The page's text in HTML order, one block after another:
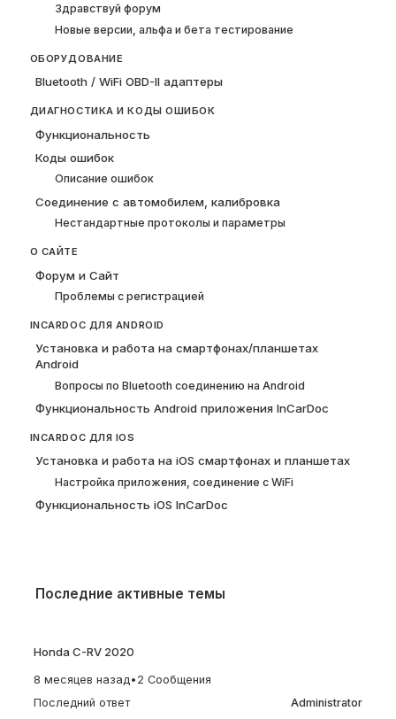
Здравствуй форум
Новые версии, альфа и бета тестирование
ОБОРУДОВАНИЕ
Bluetooth / WiFi OBD-II адаптеры
ДИАГНОСТИКА И КОДЫ ОШИБОК
Функциональность
Коды ошибок
Описание ошибок
Соединение с автомобилем, калибровка
Нестандартные протоколы и параметры
О САЙТЕ
Форум и Сайт
Проблемы с регистрацией
INCARDOC ДЛЯ ANDROID
Установка и работа на смартфонах/планшетах
Android
Вопросы по Bluetooth соединению на Android
Функциональность Android приложения InCarDoc
INCARDOC ДЛЯ IOS
Установка и работа на iOS смартфонах и планшетах
Настройка приложения, соединение с WiFi
Функциональность iOS InCarDoc
Последние активные темы
Honda C-RV 2020
8 месяцев назад • 2 Сообщения
Последний ответ
Administrator